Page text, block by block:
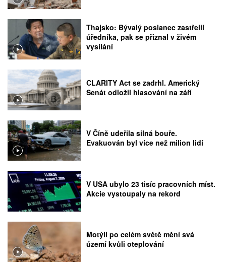
Thajsko: Bývalý poslanec zastřelil
úředníka, pak se přiznal v živém
vysílání
CLARITY Act se zadrhl. Americký
Senát odložil hlasování na září
V Číně udeřila silná bouře.
Evakuován byl více než milion lidí
V USA ubylo 23 tisíc pracovních míst.
Akcie vystoupaly na rekord
Motýli po celém světě mění svá
území kvůli oteplování